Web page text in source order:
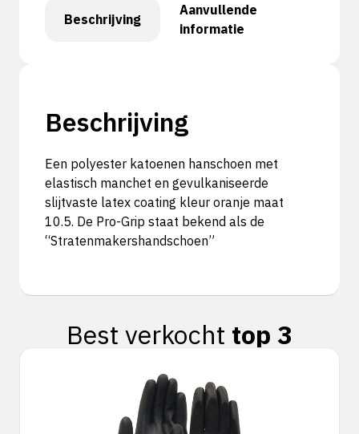
Beschrijving
Aanvullende
informatie
Beschrijving
Een polyester katoenen hanschoen met
elastisch manchet en gevulkaniseerde
slijtvaste latex coating kleur oranje maat
10.5. De Pro-Grip staat bekend als de
“Stratenmakershandschoen”
Best verkocht top 3